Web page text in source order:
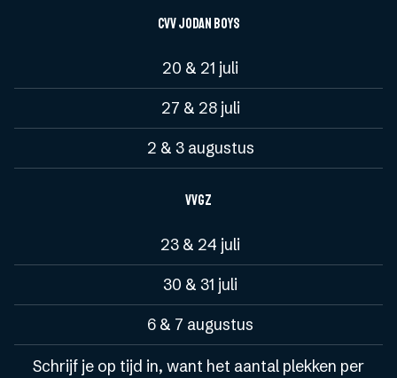
CVV Jodan Boys
20 & 21 juli
27 & 28 juli
2 & 3 augustus
VVGZ
23 & 24 juli
30 & 31 juli
6 & 7 augustus
Schrijf je op tijd in, want het aantal plekken per